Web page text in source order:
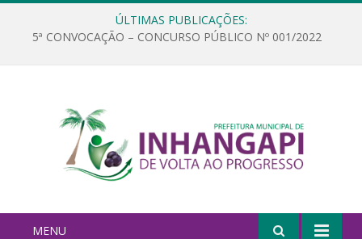
ÚLTIMAS PUBLICAÇÕES:
5ª CONVOCAÇÃO – CONCURSO PÚBLICO Nº 001/2022
MENU